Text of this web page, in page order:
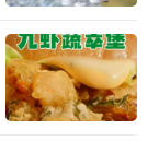
便是中国企